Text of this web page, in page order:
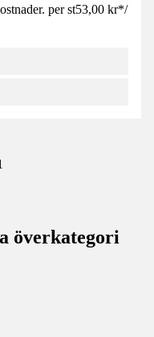
per st53,00 kr*/
överkategori